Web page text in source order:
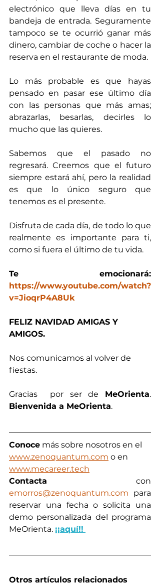
electrónico que lleva días en tu
bandeja de entrada. Seguramente
tampoco se te ocurrió ganar más
dinero, cambiar de coche o hacer la
reserva en el restaurante de moda.
Lo más probable es que hayas
pensado en pasar ese último día
con las personas que más amas;
abrazarlas, besarlas, decirles lo
mucho que las quieres.
Sabemos que el pasado no
regresará. Creemos que el futuro
siempre estará ahí, pero la realidad
es que lo único seguro que
tenemos es el presente.
Disfruta de cada día, de todo lo que
realmente es importante para ti,
como si fuera el último de tu vida.
https://www.youtube.com/watch?
v=JioqrP4A8Uk
FELIZ NAVIDAD AMIGAS Y
AMIGOS.
Nos comunicamos al volver de
fiestas.
Gracias  por ser de MeOrienta
Bienvenida a MeOrienta.
Conoce más sobre nosotros en el
www.zenoquantum.com o en
www.mecareer.tech
Contacta
emorros@zenoquantum.com para
reservar una fecha o solicita una
demo personalizada del programa
MeOrienta. ¡¡aquí!!
Otros artículos relacionados